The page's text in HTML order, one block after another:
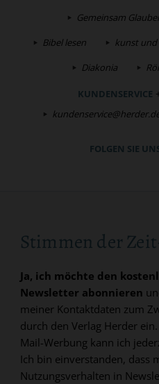
Gemeinsam
Bibel lesen
kunst und
Diakonia
KUNDENSERVICE
FOLGEN SIE
Stimmen der
Ja, ich möchte den
Newsletter abonnieren
meiner Kontaktdaten zum
durch den Verlag Herder
Mail-Werbung kann ich
Ich bin einverstanden, dass
Nutzungsverhalten in